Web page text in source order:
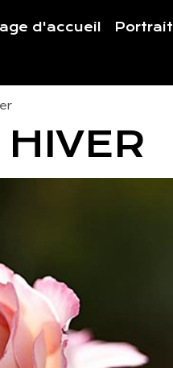
d'accueil Portrait